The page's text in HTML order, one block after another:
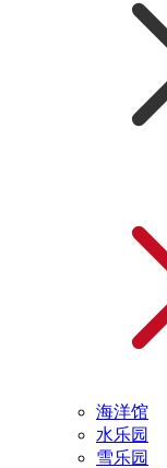
海洋馆
水乐园
雪乐园